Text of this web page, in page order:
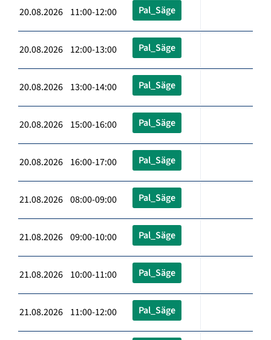
20.08.2026 11:00-12:00 Pal_Säge
20.08.2026 12:00-13:00 Pal_Säge
20.08.2026 13:00-14:00 Pal_Säge
20.08.2026 15:00-16:00 Pal_Säge
20.08.2026 16:00-17:00 Pal_Säge
21.08.2026 08:00-09:00 Pal_Säge
21.08.2026 09:00-10:00 Pal_Säge
21.08.2026 10:00-11:00 Pal_Säge
21.08.2026 11:00-12:00 Pal_Säge